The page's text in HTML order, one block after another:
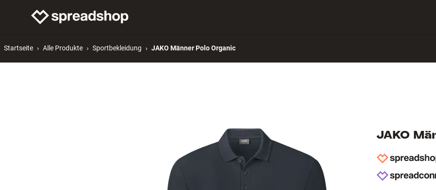
Merch verkaufen
Startseite Alle Produkte Sportbekleidung JAKO Männer Polo Organic
JAKO